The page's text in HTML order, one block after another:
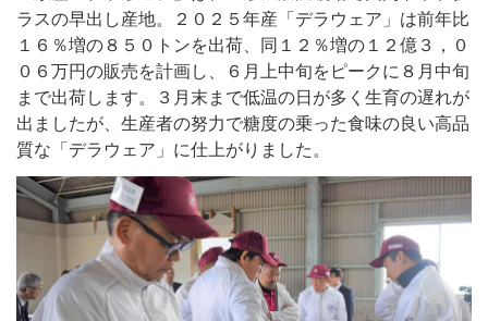
ラスの早出し産地。２０２５年産「デラウェア」は前年比
１６％増の８５０トンを出荷、同１２％増の１２億３，０
０６万円の販売を計画し、６月上中旬をピークに８月中旬
まで出荷します。３月末まで低温の日が多く生育の遅れが
出ましたが、生産者の努力で糖度の乗った食味の良い高品
質な「デラウェア」に仕上がりました。